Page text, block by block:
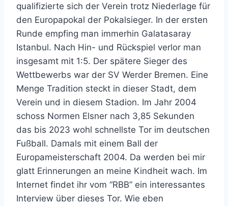
qualifizierte sich der Verein trotz Niederlage für
den Europapokal der Pokalsieger. In der ersten
Runde empfing man immerhin Galatasaray
Istanbul. Nach Hin- und Rückspiel verlor man
insgesamt mit 1:5. Der spätere Sieger des
Wettbewerbs war der SV Werder Bremen. Eine
Menge Tradition steckt in dieser Stadt, dem
Verein und in diesem Stadion. Im Jahr 2004
schoss Normen Elsner nach 3,85 Sekunden
das bis 2023 wohl schnellste Tor im deutschen
Fußball. Damals mit einem Ball der
Europameisterschaft 2004. Da werden bei mir
glatt Erinnerungen an meine Kindheit wach. Im
Internet findet ihr vom “RBB” ein interessantes
Interview über dieses Tor. Wie eben